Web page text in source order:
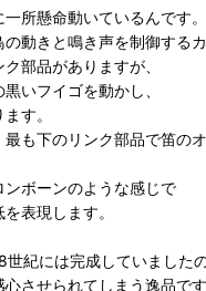
所懸命動いているんです。
動きと鳴き声を制御する
部品がありますが、
いフイゴを動かし、
す。
も下のリンク部品で笛の
ボーンのような感じで
表現します。
紀には完成していましたの
させられてしまう逸品です